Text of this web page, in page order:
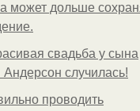
может дольше
свадьба у сына
случилась!
проводить